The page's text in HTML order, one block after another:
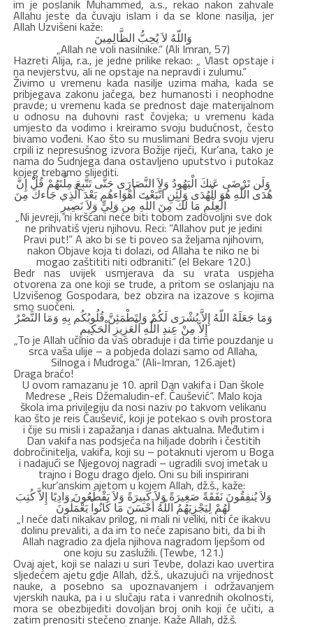
im je poslanik Muhammed, a.s., rekao nakon zahvale
Allahu jeste da čuvaju islam i da se klone nasilja, jer
Allah Uzvišeni kaže:
وَاللّهُ لاَ يُحِبُّ الظَّالِمِينَ
„Allah ne voli nasilnike.“ (Ali Imran, 57)
Hazreti Alija, r.a., je jedne prilike rekao: „ Vlast opstaje i
na nevjerstvu, ali ne opstaje na nepravdi i zulumu.“
Živimo u vremenu kada nasilje uzima maha, kada se
pribjegava zakonu jačega, bez humanosti i neophodne
pravde; u vremenu kada se prednost daje materijalnom
u odnosu na duhovni rast čovjeka; u vremenu kada
umjesto da vodimo i kreiramo svoju budućnost, često
bivamo vođeni. Kao što su muslimani Bedra svoju vjeru
crpili iz nepresušnog izvora Božije riječi, Kur’ana, tako je
nama do Sudnjega dana ostavljeno uputstvo i putokaz
kojeg trebamo slijediti.
وَلَن تَرْضَى عَنكَ الْيَهُودُ وَلاَ النَّصَارَى حَتَّى تَتَّبِعَ مِلَّتَهُمْ قُلْ إِنَّ
هُدَى اللّهِ هُوَ الْهُدَى وَلَئِنِ اتَّبَعْتَ أَهْوَاءهُم بَعْدَ الَّذِي جَاءكَ مِنَ
الْعِلْمِ مَا لَكَ مِنَ اللّهِ مِن وَلِيٍّ وَلاَ نَصِيرٍ
„Ni jevreji, ni kršćani neće biti tobom zadovoljni sve dok
ne prihvatiš vjeru njihovu. Reci: “Allahov put je jedini
Pravi put!” A ako bi se ti poveo sa željama njihovim,
nakon Objave koja ti dolazi, od Allaha te niko ne bi
mogao zaštititi niti odbraniti.“ (el Bekare 120.)
Bedr nas uvijek usmjerava da su vrata uspjeha
otvorena za one koji se trude, a pritom se oslanjaju na
Uzvišenog Gospodara, bez obzira na izazove s kojima
smo suočeni.
وَمَا جَعَلَهُ اللّهُ إِلاَّ بُشْرَى لَكُمْ وَلِتَطْمَئِنَّ قُلُوبُكُم بِهِ وَمَا النَّصْرُ
إِلاَّ مِنْ عِندِ اللّهِ الْعَزِيزِ الْحَكِيمِ
„To je Allah učinio da vas obraduje i da time pouzdanje u
srca vaša ulije – a pobjeda dolazi samo od Allaha,
Silnoga i Mudroga.“ (Ali-Imran, 126.ajet)
Draga braćo!
U ovom ramazanu je 10. april Dan vakifa i Dan škole
Medrese „Reis Džemaludin-ef. Čaušević“. Malo koja
škola ima privilegiju da nosi naziv po takvom velikanu
kao što je reis Čaušević, koji je potekao s ovih prostora
i čije su misli i zapažanja i danas aktualna. Međutim i
Dan vakifa nas podsjeća na hiljade dobrih i čestitih
dobročinitelja, vakifa, koji su – potaknuti vjerom u Boga
i nadajući se Njegovoj nagradi – ugradili svoj imetak u
trajno i Bogu drago djelo. Oni su bili inspirirani
kur’anskim ajetom u kojem Allah, dž.š., kaže:
وَلاَ يُنفِقُونَ نَفَقَةً صَغِيرَةً وَلاَ كَبِيرَةً وَلاَ يَقْطَعُونَ وَادِيًا إِلاَّ كُتِبَ
لَهُمْ لِيَجْزِيَهُمُ اللّهُ أَحْسَنَ مَا كَانُواْ يَعْمَلُونَ
„I neće dati nikakav prilog, ni mali ni veliki, niti će ikakvu
dolinu prevaliti, a da im to neće zapisano biti, da bi ih
Allah nagradio za djela njihova nagradom ljepšom od
one koju su zaslužili. (Tewbe, 121.)
Ovaj ajet, koji se nalazi u suri Tevbe, dolazi kao uvertira
sljedećem ajetu gdje Allah, dž.š., ukazujući na vrijednost
nauke, a posebno sa upoznavanjem i održavanjem
vjerskih nauka, pa i u slučaju rata i vanrednih okolnosti,
mora se obezbijediti dovoljan broj onih koji će učiti, a
zatim prenositi stečeno znanje. Kaže Allah, dž.š.